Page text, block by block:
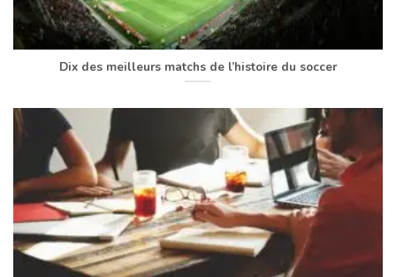
Dix des meilleurs matchs de l’histoire du soccer